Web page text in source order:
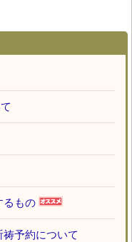
るもの
予約について